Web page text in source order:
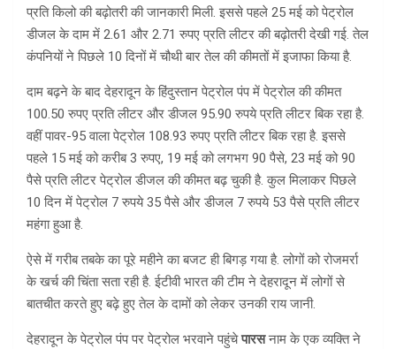
प्रति किलो की बढ़ोतरी की जानकारी मिली. इससे पहले 25 मई को पेट्रोल
डीजल के दाम में 2.61 और 2.71 रुपए प्रति लीटर की बढ़ोतरी देखी गई. तेल
कंपनियों ने पिछले 10 दिनों में चौथी बार तेल की कीमतों में इजाफा किया है.
दाम बढ़ने के बाद देहरादून के हिंदुस्तान पेट्रोल पंप में पेट्रोल की कीमत
100.50 रुपए प्रति लीटर और डीजल 95.90 रुपये प्रति लीटर बिक रहा है.
वहीं पावर-95 वाला पेट्रोल 108.93 रुपए प्रति लीटर बिक रहा है. इससे
पहले 15 मई को करीब 3 रुपए, 19 मई को लगभग 90 पैसे, 23 मई को 90
पैसे प्रति लीटर पेट्रोल डीजल की कीमत बढ़ चुकी है. कुल मिलाकर पिछले
10 दिन में पेट्रोल 7 रुपये 35 पैसे और डीजल 7 रुपये 53 पैसे प्रति लीटर
महंगा हुआ है.
ऐसे में गरीब तबके का पूरे महीने का बजट ही बिगड़ गया है. लोगों को रोजमर्रा
के खर्च की चिंता सता रही है. ईटीवी भारत की टीम ने देहरादून में लोगों से
बातचीत करते हुए बढ़े हुए तेल के दामों को लेकर उनकी राय जानी.
देहरादून के पेट्रोल पंप पर पेट्रोल भरवाने पहुंचेपारसनाम के एक व्यक्ति ने